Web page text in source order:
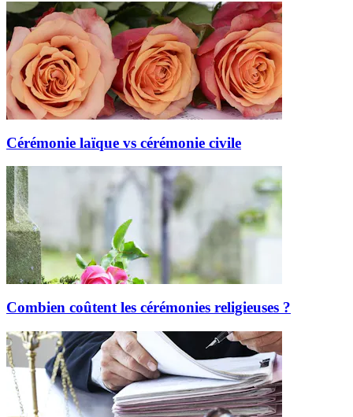
Cérémonie laïque vs cérémonie civile
Combien coûtent les cérémonies religieuses ?